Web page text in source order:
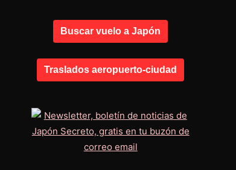
Buscar vuelo a Japón
Traslados aeropuerto-ciudad